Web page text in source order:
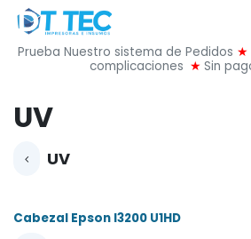
Ir al contenido
Prueba Nuestro sistema de Pedidos ★
complicaciones ★ Sin
UV
UV
Cabezal Epson I3200 U1HD